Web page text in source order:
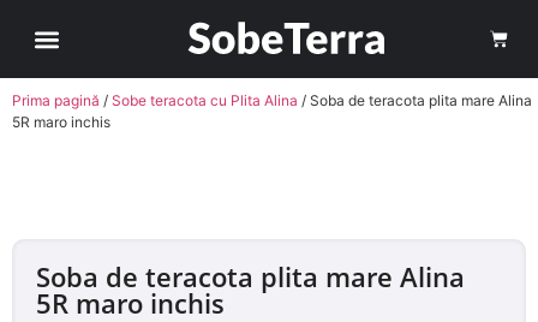
Prima pagină / Sobe teracota cu Plita Alina / Soba de teracota plita mare Alina
5R maro inchis
Soba de teracota plita mare Alina
5R maro inchis